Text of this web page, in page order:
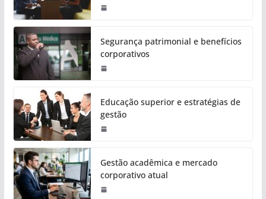
Segurança patrimonial e benefícios
corporativos
Educação superior e estratégias de
gestão
Gestão acadêmica e mercado
corporativo atual